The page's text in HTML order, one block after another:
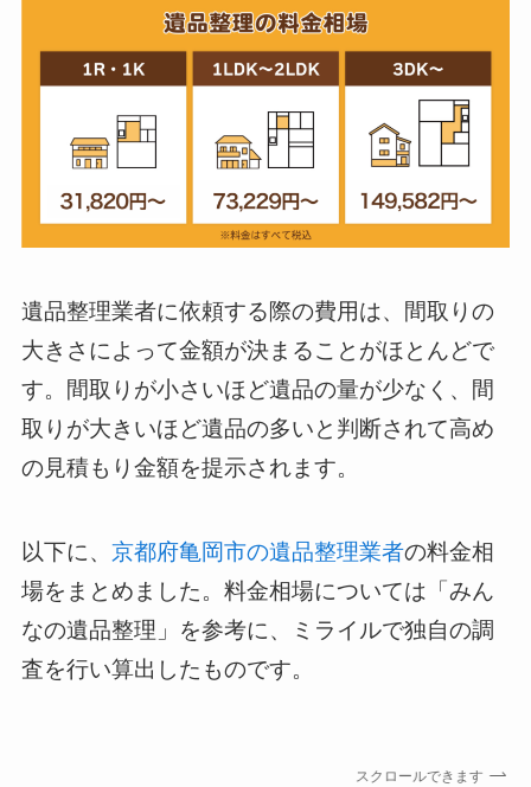
遺品整理業者に依頼する際の費用は、間取りの
大きさによって金額が決まることがほとんどで
す。間取りが小さいほど遺品の量が少なく、間
取りが大きいほど遺品の多いと判断されて高め
の見積もり金額を提示されます。
以下に、 京都府亀岡市の遺品整理業者の料金相
場をまとめました。料金相場については「みん
なの遺品整理」を参考に、ミライルで独自の調
査を行い算出したものです。
スクロールできます